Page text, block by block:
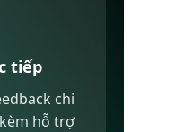
tiếp
chi
hỗ trợ